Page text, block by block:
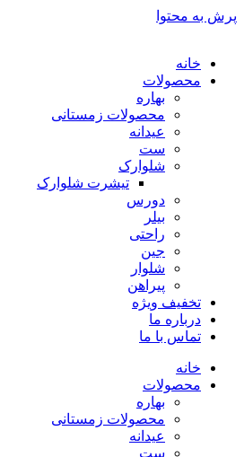
پرش به محتوا
خانه
محصولات
بهاره
محصولات زمستانی
عیدانه
ست
شلوارک
تیشرت شلوارک
دورس
بیلر
راحتی
جین
شلوار
پیراهن
تخفیف ویژه
درباره ما
تماس با ما
خانه
محصولات
بهاره
محصولات زمستانی
عیدانه
ست